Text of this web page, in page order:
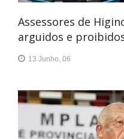
Assessores de
arguidos e
13 Junho, 06